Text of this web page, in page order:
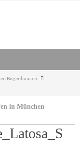
Bogenhausen
in München